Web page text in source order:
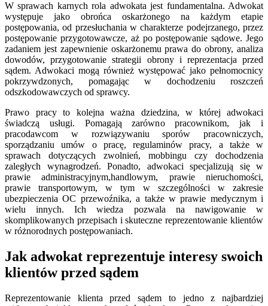
W sprawach karnych rola adwokata jest fundamentalna. Adwokat
występuje jako obrońca oskarżonego na każdym etapie
postępowania, od przesłuchania w charakterze podejrzanego, przez
postępowanie przygotowawcze, aż po postępowanie sądowe. Jego
zadaniem jest zapewnienie oskarżonemu prawa do obrony, analiza
dowodów, przygotowanie strategii obrony i reprezentacja przed
sądem. Adwokaci mogą również występować jako pełnomocnicy
pokrzywdzonych, pomagając w dochodzeniu roszczeń
odszkodowawczych od sprawcy.
Prawo pracy to kolejna ważna dziedzina, w której adwokaci
świadczą usługi. Pomagają zarówno pracownikom, jak i
pracodawcom w rozwiązywaniu sporów pracowniczych,
sporządzaniu umów o pracę, regulaminów pracy, a także w
sprawach dotyczących zwolnień, mobbingu czy dochodzenia
zaległych wynagrodzeń. Ponadto, adwokaci specjalizują się w
prawie administracyjnym,handlowym, prawie nieruchomości,
prawie transportowym, w tym w szczególności w zakresie
ubezpieczenia OC przewoźnika, a także w prawie medycznym i
wielu innych. Ich wiedza pozwala na nawigowanie w
skomplikowanych przepisach i skuteczne reprezentowanie klientów
w różnorodnych postępowaniach.
Jak adwokat reprezentuje interesy swoich
klientów przed sądem
Reprezentowanie klienta przed sądem to jedno z najbardziej